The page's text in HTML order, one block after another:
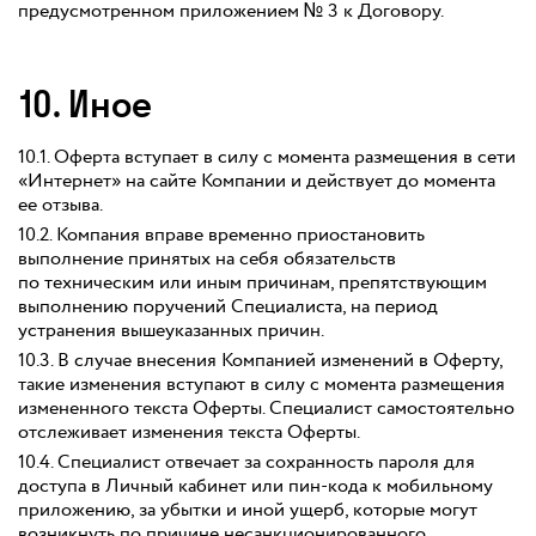
предусмотренном приложением № 3 к Договору.
10. Иное
10.1. Оферта вступает в силу с момента размещения в сети
«Интернет» на сайте Компании и действует до момента
ее отзыва.
10.2. Компания вправе временно приостановить
выполнение принятых на себя обязательств
по техническим или иным причинам, препятствующим
выполнению поручений Специалиста, на период
устранения вышеуказанных причин.
10.3. В случае внесения Компанией изменений в Оферту,
такие изменения вступают в силу с момента размещения
измененного текста Оферты. Специалист самостоятельно
отслеживает изменения текста Оферты.
10.4. Специалист отвечает за сохранность пароля для
доступа в Личный кабинет или пин-кода к мобильному
приложению, за убытки и иной ущерб, которые могут